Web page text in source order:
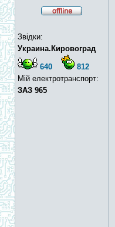
Звідки:
Украина.Кировоград
640
812
Мій електротранспорт:
ЗАЗ 965